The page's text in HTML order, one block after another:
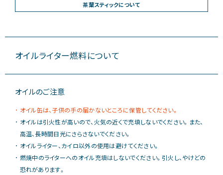
茶葉スティックについて
オイルライター燃料について
オイルのご注意
オイル缶は、子供の手の届かないところに保管してください。
オイルは引火性が高いので、火気の近くで充填しないでください。また、
高温、長時間日光にさらさないでください。
オイルライター、カイロ以外の使用は避けてください。
燃焼中のライターへのオイル充填はしないでください。引火し、やけどの
恐れがあります。